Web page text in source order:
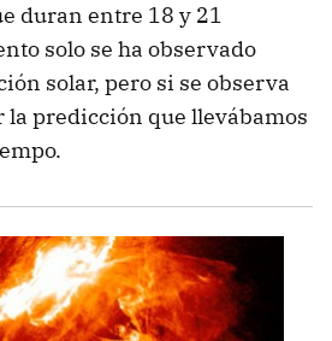
duran entre 18 y 21
solo se ha observado
solar, pero si se observa
la predicción que llevábamos